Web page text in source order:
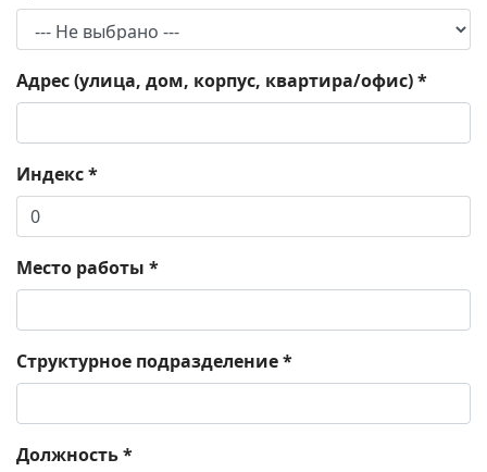
Адрес (улица, дом, корпус, квартира/офис)*
Индекс*
Место работы *
Структурное подразделение*
Должность*